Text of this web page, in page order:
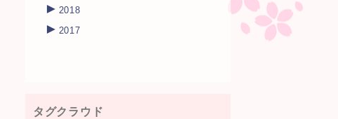
► 2018
► 2017
タグクラウド